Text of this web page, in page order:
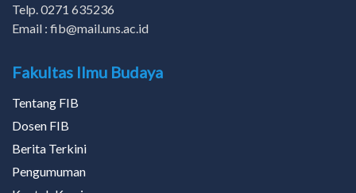
Telp. 0271 635236
Email : fib@mail.uns.ac.id
Fakultas Ilmu Budaya
Tentang FIB
Dosen FIB
Berita Terkini
Pengumuman